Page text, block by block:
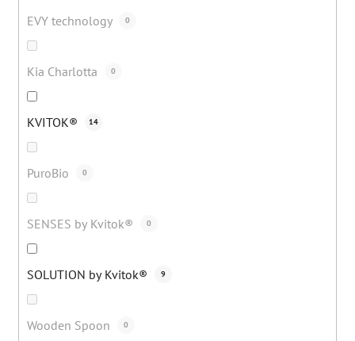
EVY technology 0
Kia Charlotta 0
KVITOK® 14
PuroBio 0
SENSES by Kvitok® 0
SOLUTION by Kvitok® 9
Wooden Spoon 0